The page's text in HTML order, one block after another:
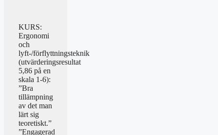
KURS:
Ergonomi
och
lyft-/förflyttningsteknik
(utvärderingsresultat
5,86 på en
skala 1-6):
”Bra
tillämpning
av det man
lärt sig
teoretiskt.”
”Engagerad